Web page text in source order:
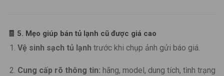
🧾 5. Mẹo giúp bán tủ lạnh cũ được giá cao
Vệ sinh sạch tủ lạnh trước khi chụp ảnh gửi báo giá.
Cung cấp rõ thông tin: hãng, model, dung tích, tình trạng